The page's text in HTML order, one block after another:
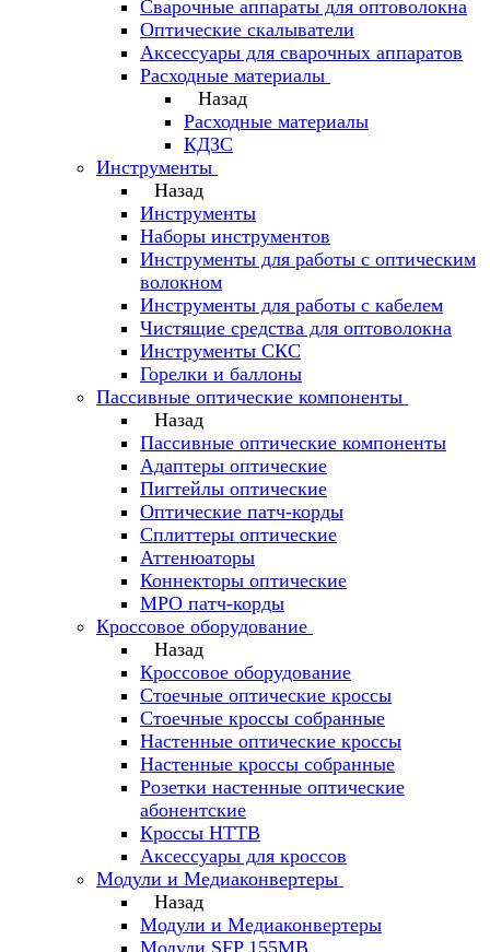
Сварочные аппараты для оптоволокна
Оптические скалыватели
Аксессуары для сварочных аппаратов
Расходные материалы
Назад
Расходные материалы
КДЗС
Инструменты
Назад
Инструменты
Наборы инструментов
Инструменты для работы с оптическим
волокном
Инструменты для работы с кабелем
Чистящие средства для оптоволокна
Инструменты СКС
Горелки и баллоны
Пассивные оптические компоненты
Назад
Пассивные оптические компоненты
Адаптеры оптические
Пигтейлы оптические
Оптические патч-корды
Сплиттеры оптические
Аттенюаторы
Коннекторы оптические
MPO патч-корды
Кроссовое оборудование
Назад
Кроссовое оборудование
Стоечные оптические кроссы
Стоечные кроссы собранные
Настенные оптические кроссы
Настенные кроссы собранные
Розетки настенные оптические
абонентские
Кроссы HTTB
Аксессуары для кроссов
Модули и Медиаконвертеры
Назад
Модули и Медиаконвертеры
Модули SFP 155MB